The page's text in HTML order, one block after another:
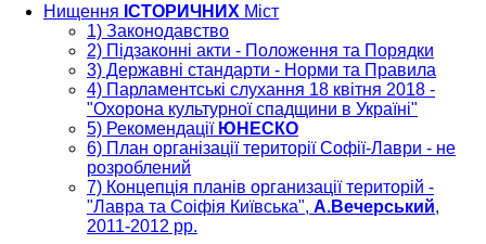
Нищення ІСТОРИЧНИХ Міст
1) Законодавство
2) Підзаконні акти - Положення та Порядки
3) Державні стандарти - Норми та Правила
4) Парламентські слухання 18 квітня 2018 -
"Охорона культурної спадщини в Україні"
5) Рекомендації ЮНЕСКО
6) План організації території Софії-Лаври - не
розроблений
7) Концепція планів организації територій -
"Лавра та Соіфія Київська", А.Вечерський,
2011-2012 рр.